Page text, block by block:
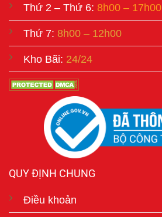
Thứ 2 – Thứ 6: 8h00 – 17h00
Thứ 7: 8h00 – 12h00
Kho Bãi: 24/24
QUY ĐỊNH CHUNG
Điều khoản